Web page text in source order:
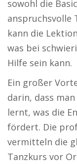
sowohl die
anspruchsvolle
kann die
was bei
Hilfe sein kann.
Ein großer
darin, dass
lernt, was die
fördert. Die
vermitteln die
Tanzkurs vor